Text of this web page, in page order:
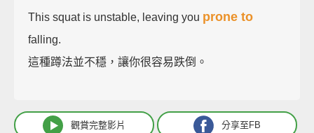
This squat is unstable, leaving you prone to
falling.
這種蹲法並不穩，讓你很容易跌倒。
觀賞完整影片 分享至FB